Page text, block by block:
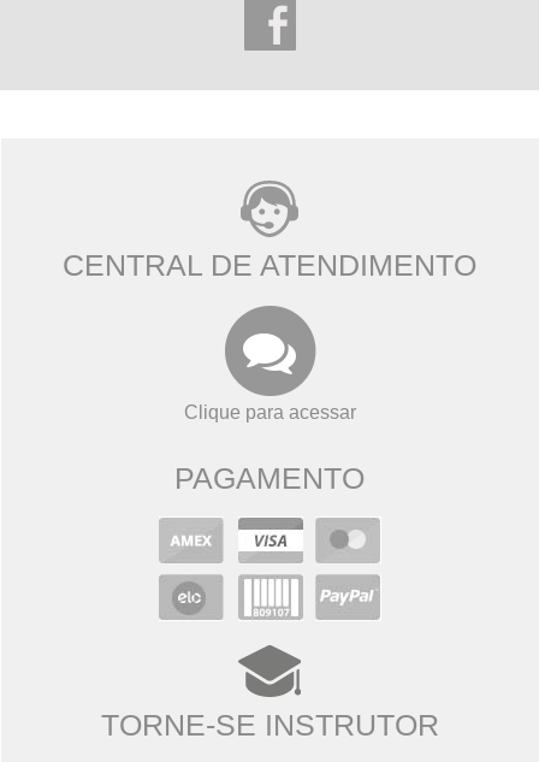
CENTRAL DE ATENDIMENTO
Clique para acessar
PAGAMENTO
TORNE-SE INSTRUTOR